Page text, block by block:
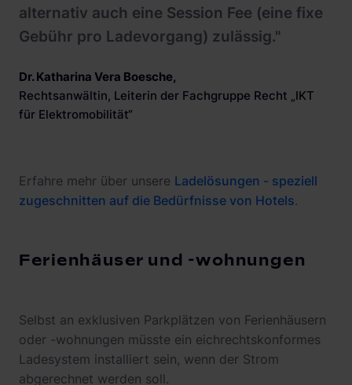
DE Deutsch )
alternativ auch eine Session Fee (eine fixe
Gebühr pro Ladevorgang) zulässig."
Dr. Katharina Vera Boesche,
Rechtsanwältin, Leiterin der Fachgruppe Recht „IKT
für Elektromobilität“
Erfahre mehr über unsere Ladelösungen - speziell
zugeschnitten auf die Bedürfnisse von Hotels.
Ferienhäuser und -wohnungen
Selbst an exklusiven Parkplätzen von Ferienhäusern
oder -wohnungen müsste ein eichrechtskonformes
Ladesystem installiert sein, wenn der Strom
abgerechnet werden soll.